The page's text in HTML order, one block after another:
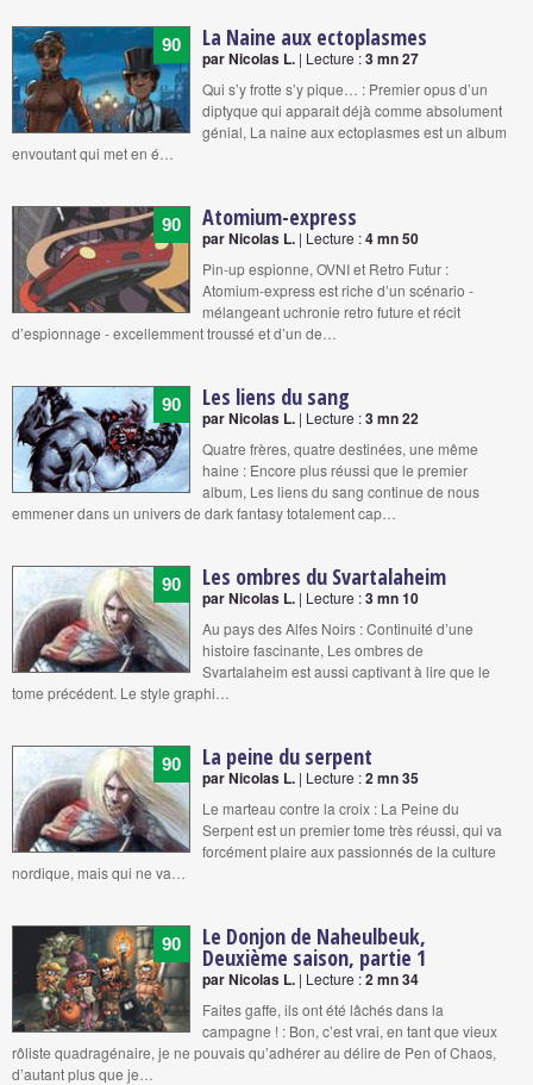
90 La Naine aux ectoplasmes
par Nicolas L. | Lecture :3 mn 27
Qui s’y frotte s’y pique… : Premier opus d’un
diptyque qui apparait déjà comme absolument
génial, La naine aux ectoplasmes est un album
envoutant qui met en é…
90 Atomium-express
par Nicolas L. | Lecture :4 mn 50
Pin-up espionne, OVNI et Retro Futur :
Atomium-express est riche d’un scénario -
mélangeant uchronie retro future et récit
d’espionnage - excellemment troussé et d’un de…
90 Les liens du sang
par Nicolas L. | Lecture :3 mn 22
Quatre frères, quatre destinées, une même
haine : Encore plus réussi que le premier
album, Les liens du sang continue de nous
emmener dans un univers de dark fantasy totalement cap…
90 Les ombres du Svartalaheim
par Nicolas L. | Lecture :3 mn 10
Au pays des Alfes Noirs : Continuité d’une
histoire fascinante, Les ombres de
Svartalaheim est aussi captivant à lire que le
tome précédent. Le style graphi…
90 La peine du serpent
par Nicolas L. | Lecture :2 mn 35
Le marteau contre la croix : La Peine du
Serpent est un premier tome très réussi, qui va
forcément plaire aux passionnés de la culture
nordique, mais qui ne va…
90 Le Donjon de Naheulbeuk,
Deuxième saison, partie 1
par Nicolas L. | Lecture :2 mn 34
Faites gaffe, ils ont été lâchés dans la
campagne ! : Bon, c’est vrai, en tant que vieux
rôliste quadragénaire, je ne pouvais qu’adhérer au délire de Pen of Chaos,
d’autant plus que je…